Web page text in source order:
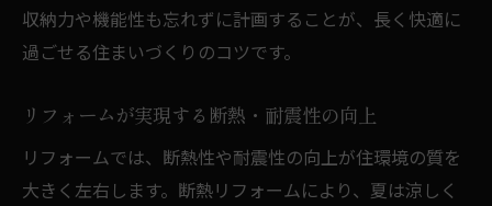
収納力や機能性も忘れずに計画することが、長く快適に
過ごせる住まいづくりのコツです。
リフォームが実現する断熱・耐震性の向上
リフォームでは、断熱性や耐震性の向上が住環境の質を
大きく左右します。断熱リフォームにより、夏は涼しく